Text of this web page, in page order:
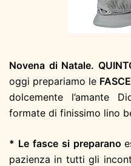
Novena di Natale.
oggi prepariamo le FASCE
dolcemente l’amante
formate di finissimo lino
* Le fasce si preparano
pazienza in tutti gli